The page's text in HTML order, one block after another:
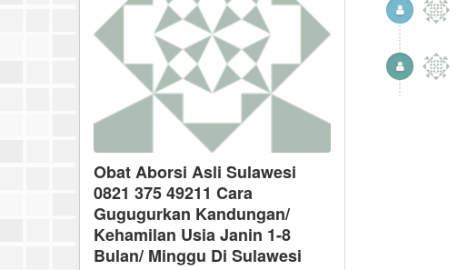
Obat Aborsi Asli Sulawesi
0821 375 49211 Cara
Gugugurkan Kandungan/
Kehamilan Usia Janin 1-8
Bulan/ Minggu Di Sulawesi